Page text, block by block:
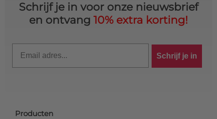
Schrijf je in voor onze nieuwsbrief
en ontvang 10% extra korting!
Schrijf je in
Producten